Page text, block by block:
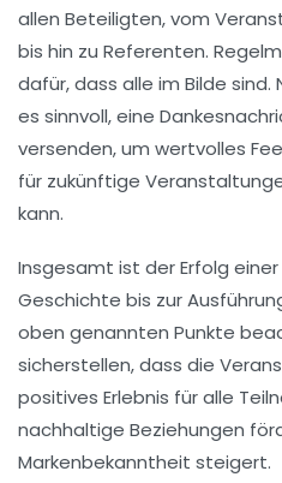
allen Beteiligten, vom
bis hin zu Referenten.
dafür, dass alle im Bilde
es sinnvoll, eine
versenden, um wertvolles
für zukünftige
kann.
Insgesamt ist der Erfolg
Geschichte bis zur
oben genannten Punkte
sicherstellen, dass die
positives Erlebnis für alle
nachhaltige Beziehungen
Markenbekanntheit steigert.